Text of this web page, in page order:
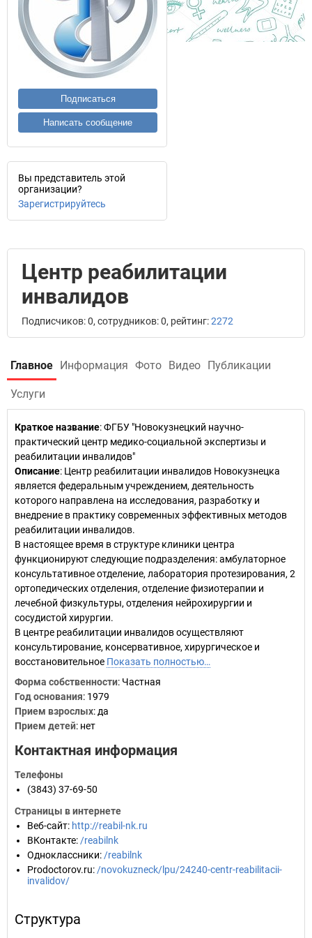
Подписаться
Написать сообщение
Вы представитель этой
организации?
Зарегистрируйтесь
Центр реабилитации
инвалидов
Подписчиков: 0, сотрудников: 0, рейтинг:2272
Главное Информация Фото Видео Публикации
Услуги
Краткое название:ФГБУ "Новокузнецкий научно-
практический центр медико-социальной экспертизы и
реабилитации инвалидов"
Описание: Центр реабилитации инвалидов Новокузнецка
является федеральным учреждением, деятельность
которого направлена на исследования, разработку и
внедрение в практику современных эффективных методов
реабилитации инвалидов.
В настоящее время в структуре клиники центра
функционируют следующие подразделения: амбулаторное
консультативное отделение, лаборатория протезирования, 2
ортопедических отделения, отделение физиотерапии и
лечебной физкультуры, отделения нейрохирургии и
сосудистой хирургии.
В центре реабилитации инвалидов осуществляют
консультирование, консервативное, хирургическое и
восстановительное Показать полностью…
Форма собственности: Частная
Год основания: 1979
Прием взрослых: да
Прием детей: нет
Контактная информация
Телефоны
(3843) 37-69-50
Страницы в интернете
Веб-сайт: http://reabil-nk.ru
ВКонтакте: /reabilnk
Одноклассники: /reabilnk
Prodoctorov.ru: /novokuzneck/lpu/24240-centr-reabilitacii-
invalidov/
Структура